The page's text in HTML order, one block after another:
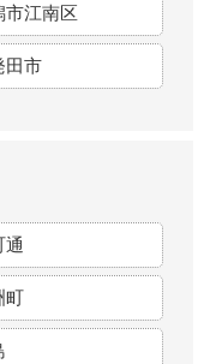
市江南区
田市
通
町